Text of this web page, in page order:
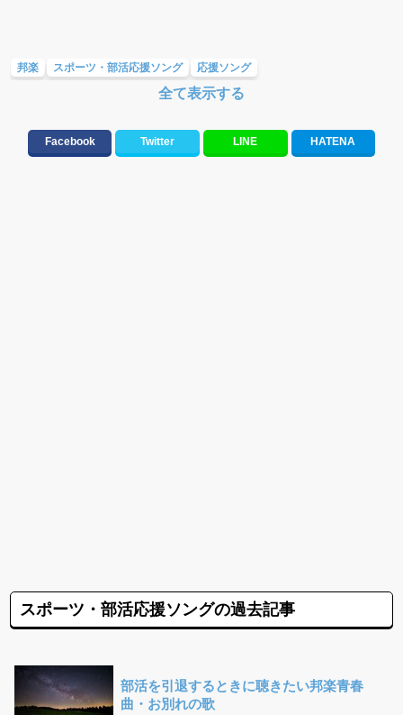
邦楽 スポーツ・部活応援ソング 応援ソング
友達&友情ソング・青春ソング テンションが上がる歌&盛り上がる曲
メロディ・曲の雰囲気別
全て表示する
Facebook Twitter LINE HATENA
スポーツ・部活応援ソングの過去記事
部活を引退するときに聴きたい邦楽青春
曲・お別れの歌